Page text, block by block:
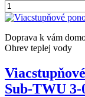
Doprava k vám
Ohrev teplej vody
Sub-TWU 3-